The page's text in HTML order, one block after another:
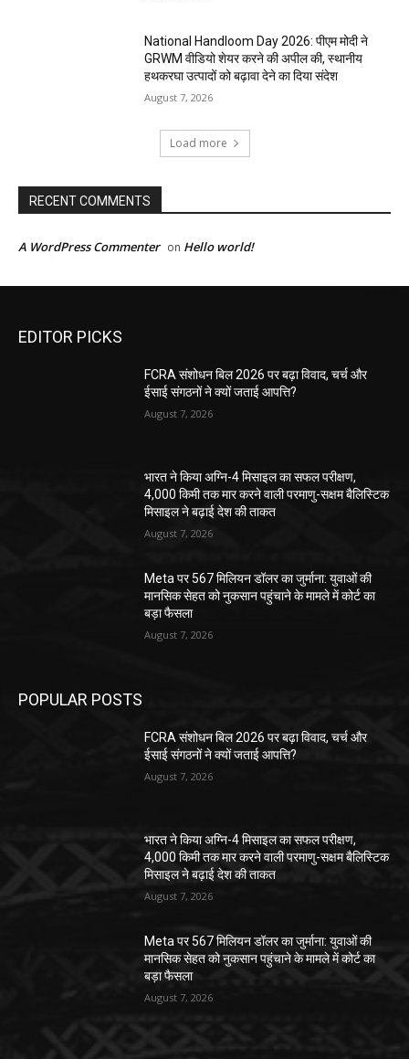
National Handloom Day 2026: पीएम मोदी ने
GRWM वीडियो शेयर करने की अपील की, स्थानीय
हथकरघा उत्पादों को बढ़ावा देने का दिया संदेश
August 7, 2026
Load more
RECENT COMMENTS
A WordPress Commenter on Hello world!
EDITOR PICKS
FCRA संशोधन बिल 2026 पर बढ़ा विवाद, चर्च और
ईसाई संगठनों ने क्यों जताई आपत्ति?
August 7, 2026
भारत ने किया अग्नि-4 मिसाइल का सफल परीक्षण,
4,000 किमी तक मार करने वाली परमाणु-सक्षम बैलिस्टिक
मिसाइल ने बढ़ाई देश की ताकत
August 7, 2026
Meta पर 567 मिलियन डॉलर का जुर्माना: युवाओं की
मानसिक सेहत को नुकसान पहुंचाने के मामले में कोर्ट का
बड़ा फैसला
August 7, 2026
POPULAR POSTS
FCRA संशोधन बिल 2026 पर बढ़ा विवाद, चर्च और
ईसाई संगठनों ने क्यों जताई आपत्ति?
August 7, 2026
भारत ने किया अग्नि-4 मिसाइल का सफल परीक्षण,
4,000 किमी तक मार करने वाली परमाणु-सक्षम बैलिस्टिक
मिसाइल ने बढ़ाई देश की ताकत
August 7, 2026
Meta पर 567 मिलियन डॉलर का जुर्माना: युवाओं की
मानसिक सेहत को नुकसान पहुंचाने के मामले में कोर्ट का
बड़ा फैसला
August 7, 2026